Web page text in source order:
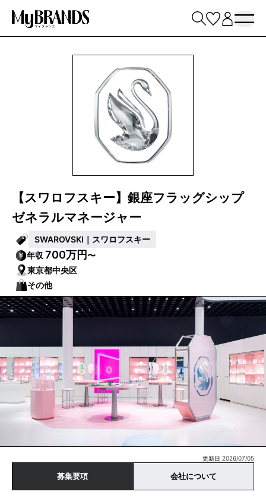
【スワロフスキー】銀座フラッグシップ
ゼネラルマネージャー
SWAROVSKI｜スワロフスキー
年収700万円〜
東京都中央区
その他
更新日 2026/07/05
募集要項 会社について